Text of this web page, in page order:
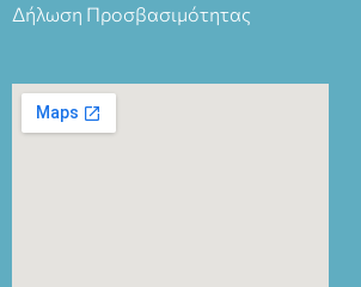
Δήλωση Προσβασιμότητας